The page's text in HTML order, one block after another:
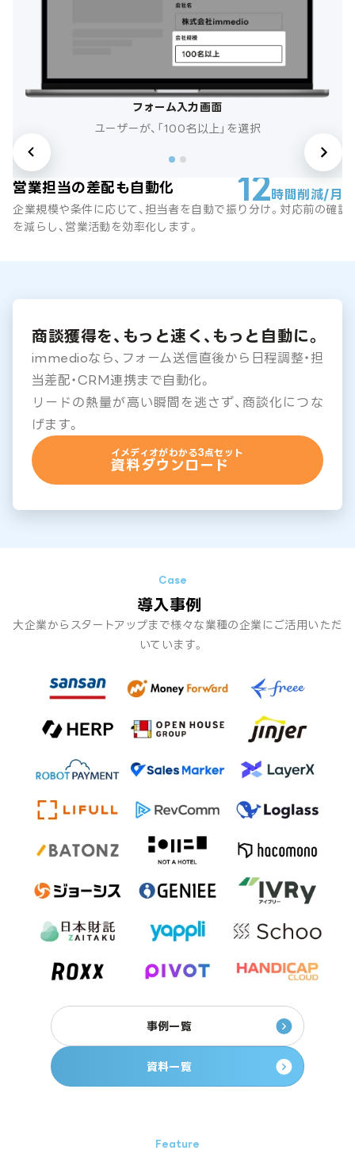
営業担当の差配も自動化
企業規模や条件に応じて、担当者を自動で振り分け。対応前の確認
を減らし、営業活動を効率化します。
12時間削減/月
フォーム入力画面
ユーザーが、「100名以上」を選択
商談獲得を、もっと速く、もっと自動に。
immedioなら、フォーム送信直後から日程調整・担
当差配・CRM連携まで自動化。
リードの熱量が高い瞬間を逃さず、商談化につな
げます。
イメディオがわかる3点セット
資料ダウンロード
導入事例
大企業からスタートアップまで様々な業種の企業にご活用いただ
いています。
事例一覧
資料一覧